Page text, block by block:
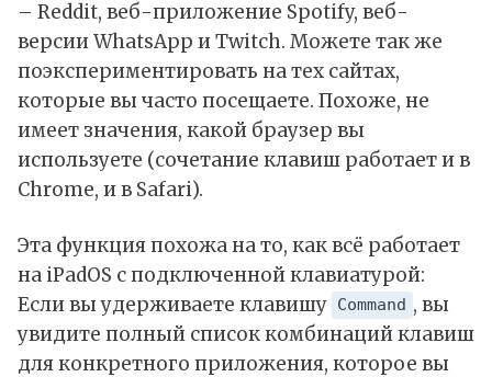
– Reddit, веб-приложение Spotify, веб-
версии WhatsApp и Twitch. Можете так же
поэкспериментировать на тех сайтах,
которые вы часто посещаете. Похоже, не
имеет значения, какой браузер вы
используете (сочетание клавиш работает и в
Chrome, и в Safari).
Эта функция похожа на то, как всё работает
на iPadOS с подключенной клавиатурой:
Если вы удерживаете клавишу Command , вы
увидите полный список комбинаций клавиш
для конкретного приложения, которое вы